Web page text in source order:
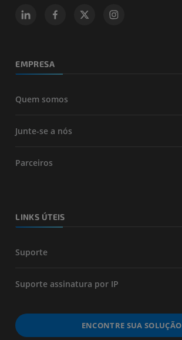
EMPRESA
Quem somos
Junte-se a nós
Parceiros
LINKS ÚTEIS
Suporte
Suporte assinatura por IP
ENCONTRE SUA SOLUÇÃO